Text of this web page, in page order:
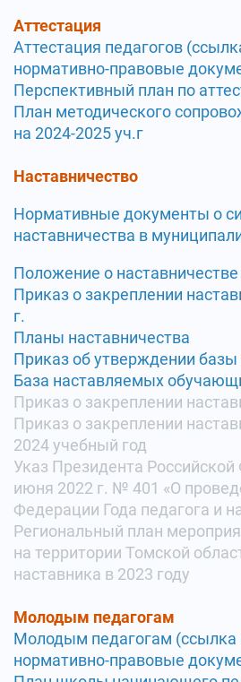
Аттестация
Аттестация педагогов
нормативно-правовые
Перспективный план по
План методического
на 2024-2025 уч.г
Наставничество
Нормативные документы о
наставничества в
Положение о
Приказ о закреплении
г.
Планы наставничества
Приказ об утверждении базы
База наставляемых
Приказ о закреплении
Приказ о закреплении
2024 учебный год
Указ Президента
июня 2022 г. № 401 «О
Федерации Года педагога и
Региональный план
на территории Томской
наставника в 2023 году
Молодым педагогам
Молодым педагогам (ссылка
нормативно-правовые